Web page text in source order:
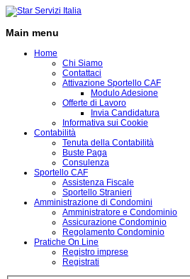
Main menu
Home
Chi Siamo
Contattaci
Attivazione Sportello CAF
Modulo Adesione
Offerte di Lavoro
Invia Candidatura
Informativa sui Cookie
Contabilità
Tenuta della Contabilità
Buste Paga
Consulenza
Sportello CAF
Assistenza Fiscale
Sportello Stranieri
Amministrazione di Condomini
Amministratore e Condominio
Assicurazione Condominio
Regolamento Condominio
Pratiche On Line
Registro imprese
Registrati